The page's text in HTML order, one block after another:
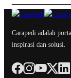
Carapedi adalah
inspirasi dan solusi.